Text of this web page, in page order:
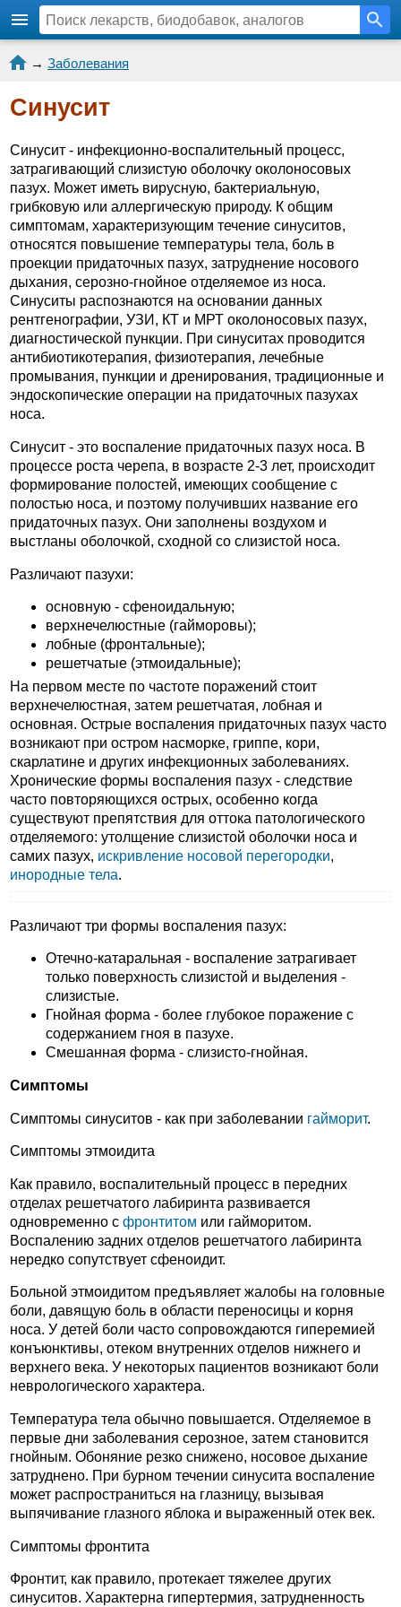
→ Заболевания
Синусит
Синусит - инфекционно-воспалительный процесс,
затрагивающий слизистую оболочку околоносовых
пазух. Может иметь вирусную, бактериальную,
грибковую или аллергическую природу. К общим
симптомам, характеризующим течение синуситов,
относятся повышение температуры тела, боль в
проекции придаточных пазух, затруднение носового
дыхания, серозно-гнойное отделяемое из носа.
Синуситы распознаются на основании данных
рентгенографии, УЗИ, КТ и МРТ околоносовых пазух,
диагностической пункции. При синуситах проводится
антибиотикотерапия, физиотерапия, лечебные
промывания, пункции и дренирования, традиционные и
эндоскопические операции на придаточных пазухах
носа.
Синусит - это воспаление придаточных пазух носа. В
процессе роста черепа, в возрасте 2-3 лет, происходит
формирование полостей, имеющих сообщение с
полостью носа, и поэтому получивших название его
придаточных пазух. Они заполнены воздухом и
выстланы оболочкой, сходной со слизистой носа.
Различают пазухи:
основную - сфеноидальную;
верхнечелюстные (гайморовы);
лобные (фронтальные);
решетчатые (этмоидальные);
На первом месте по частоте поражений стоит
верхнечелюстная, затем решетчатая, лобная и
основная. Острые воспаления придаточных пазух часто
возникают при остром насморке, гриппе, кори,
скарлатине и других инфекционных заболеваниях.
Хронические формы воспаления пазух - следствие
часто повторяющихся острых, особенно когда
существуют препятствия для оттока патологического
отделяемого: утолщение слизистой оболочки носа и
самих пазух, искривление носовой перегородки,
инородные тела.
Различают три формы воспаления пазух:
Отечно-катаральная - воспаление затрагивает
только поверхность слизистой и выделения -
слизистые.
Гнойная форма - более глубокое поражение с
содержанием гноя в пазухе.
Смешанная форма - слизисто-гнойная.
Симптомы
Симптомы синуситов - как при заболевании гайморит.
Симптомы этмоидита
Как правило, воспалительный процесс в передних
отделах решетчатого лабиринта развивается
одновременно с фронтитом или гайморитом.
Воспалению задних отделов решетчатого лабиринта
нередко сопутствует сфеноидит.
Больной этмоидитом предъявляет жалобы на головные
боли, давящую боль в области переносицы и корня
носа. У детей боли часто сопровождаются гиперемией
конъюнктивы, отеком внутренних отделов нижнего и
верхнего века. У некоторых пациентов возникают боли
неврологического характера.
Температура тела обычно повышается. Отделяемое в
первые дни заболевания серозное, затем становится
гнойным. Обоняние резко снижено, носовое дыхание
затруднено. При бурном течении синусита воспаление
может распространиться на глазницу, вызывая
выпячивание глазного яблока и выраженный отек век.
Симптомы фронтита
Фронтит, как правило, протекает тяжелее других
синуситов. Характерна гипертермия, затрудненность